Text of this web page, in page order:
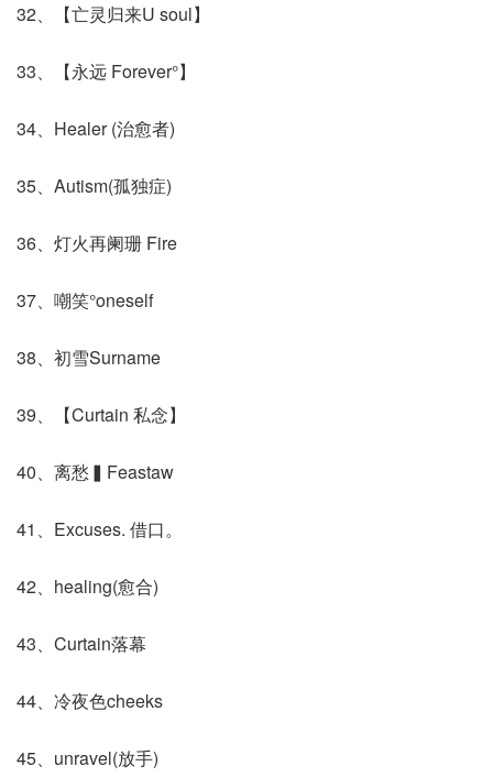
32、【亡灵归来U soul】
33、【永远 Forever°】
34、Healer (治愈者)
35、Autism(孤独症)
36、灯火再阑珊 Fire
37、嘲笑°oneself
38、初雪Surname
39、【Curtain 私念】
40、离愁▍Feastaw
41、Excuses. 借口。
42、healing(愈合)
43、Curtain落幕
44、冷夜色cheeks
45、unravel(放手)